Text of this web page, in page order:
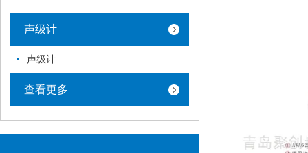
声级计
声级计
查看更多